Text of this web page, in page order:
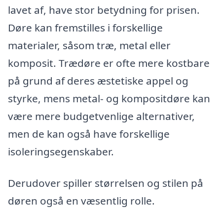
lavet af, have stor betydning for prisen.
Døre kan fremstilles i forskellige
materialer, såsom træ, metal eller
komposit. Trædøre er ofte mere kostbare
på grund af deres æstetiske appel og
styrke, mens metal- og kompositdøre kan
være mere budgetvenlige alternativer,
men de kan også have forskellige
isoleringsegenskaber.
Derudover spiller størrelsen og stilen på
døren også en væsentlig rolle.